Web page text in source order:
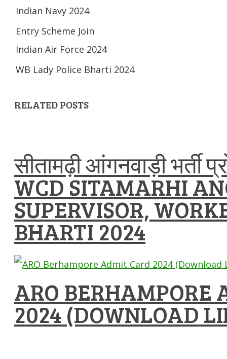
Indian Navy 2024
Entry Scheme Join
Indian Air Force 2024
WB Lady Police Bharti 2024
RELATED POSTS
सीतामढ़ी आंगनवाड़ी भर्ती
WCD SITAMARHI
SUPERVISOR,
BHARTI 2024
ARO BERHAMPORE
2024 (DOWNLOAD